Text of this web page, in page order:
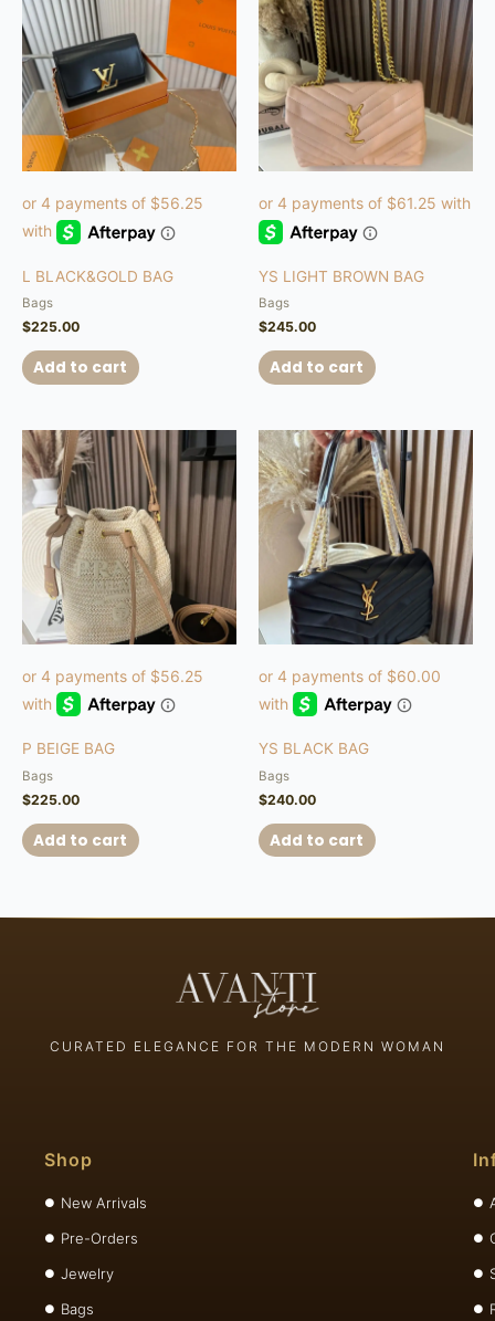
L BLACK&GOLD BAG
Bags
$225.00
Add to cart
YS LIGHT BROWN BAG
Bags
$245.00
Add to cart
P BEIGE BAG
Bags
$225.00
Add to cart
YS BLACK BAG
Bags
$240.00
Add to cart
CURATED ELEGANCE FOR THE MODERN WOMAN
Shop
New Arrivals
Pre-Orders
Jewelry
Bags